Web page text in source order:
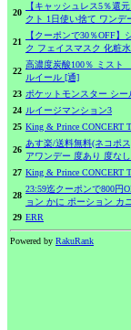
20
【キャッシュレス5％還
クト 1日使い捨て ワンデ
21
【クーポンで30％OFF
ク フェイスマスク 化粧
22
高濃度炭酸100％ ミス
ルイール [通]
23 ポケットモンスター シー
24 ルイージマンション3
25 King & Prince CONCERT
26
あす楽/送料無料(ネコポ
アワンデー 度あり 度な
27 King & Prince CONCERT
28
23:59迄クーポンで800円
ョン かに ポーション カ
29 ERR
Powered by RakuRank